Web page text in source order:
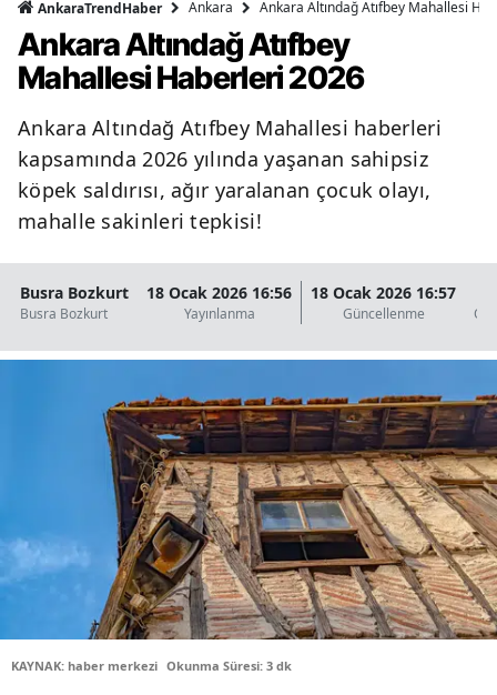
AnkaraTrendHaber Ankara Ankara Altındağ Atıfbey Mahallesi
Ankara Altındağ Atıfbey
Mahallesi Haberleri 2026
Ankara Altındağ Atıfbey Mahallesi haberleri
kapsamında 2026 yılında yaşanan sahipsiz
köpek saldırısı, ağır yaralanan çocuk olayı,
mahalle sakinleri tepkisi!
Busra Bozkurt
Busra Bozkurt
18 Ocak 2026 16:56
Yayınlanma
18 Ocak 2026 16:57
Güncellenme
KAYNAK: haber merkezi Okunma Süresi: 3 dk